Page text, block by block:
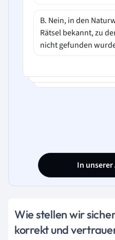
B. Nein, in den
Rätsel bekannt, zu
nicht gefunden
In
Wie stellen wir
korrekt und